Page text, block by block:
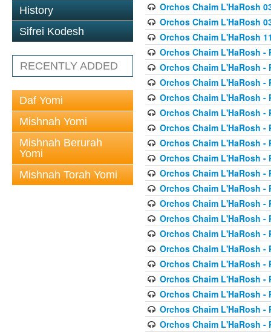
History
Sifrei Kodesh
RECENTLY ADDED
Daf Yomi
Mishnah Yomi
Mishnah Berurah
Yomi
Mishnah Torah Yomi
Orchos Chaim L'HaRosh
Orchos Chaim L'HaRosh
Orchos Chaim L'HaRosh
Orchos Chaim L'HaRosh -
Orchos Chaim L'HaRosh -
Orchos Chaim L'HaRosh -
Orchos Chaim L'HaRosh -
Orchos Chaim L'HaRosh -
Orchos Chaim L'HaRosh -
Orchos Chaim L'HaRosh -
Orchos Chaim L'HaRosh -
Orchos Chaim L'HaRosh -
Orchos Chaim L'HaRosh -
Orchos Chaim L'HaRosh -
Orchos Chaim L'HaRosh -
Orchos Chaim L'HaRosh -
Orchos Chaim L'HaRosh -
Orchos Chaim L'HaRosh -
Orchos Chaim L'HaRosh -
Orchos Chaim L'HaRosh -
Orchos Chaim L'HaRosh -
Orchos Chaim L'HaRosh -